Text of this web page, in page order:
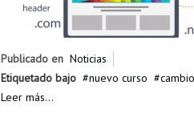
Publicado en Noticias
Etiquetado bajo
nuevo curso
Leer más...